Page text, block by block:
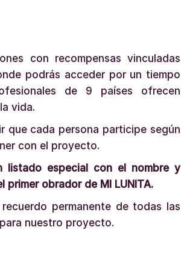
con recompensas vinculadas
podrás acceder por un tiempo
de 9 países ofrecen
vida.
que cada persona participe según
con el proyecto.
listado especial con el nombre y
obrador de MI LUNITA.
permanente de todas las
nuestro proyecto.